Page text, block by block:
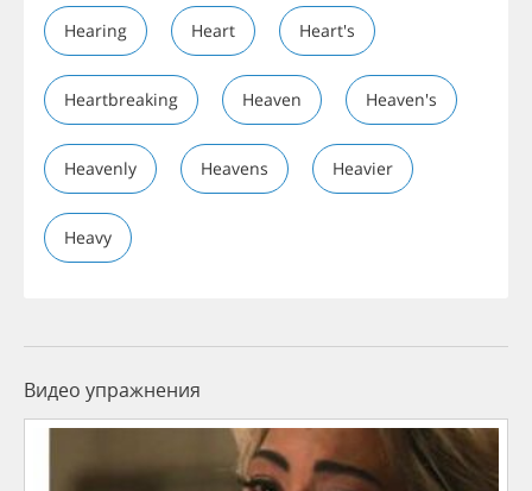
Hearing Heart Heart's
Heartbreaking Heaven Heaven's
Heavenly Heavens Heavier
Heavy
Видео упражнения